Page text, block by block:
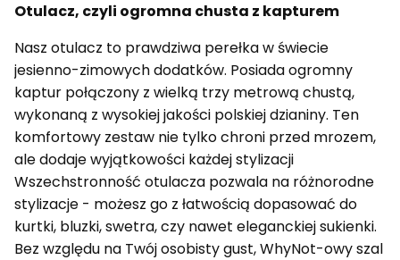
Otulacz, czyli ogromna chusta z kapturem
Nasz otulacz to prawdziwa perełka w świecie
jesienno-zimowych dodatków. Posiada ogromny
kaptur połączony z wielką trzy metrową chustą,
wykonaną z wysokiej jakości polskiej dzianiny. Ten
komfortowy zestaw nie tylko chroni przed mrozem,
ale dodaje wyjątkowości każdej stylizacji
Wszechstronność otulacza pozwala na różnorodne
stylizacje - możesz go z łatwością dopasować do
kurtki, bluzki, swetra, czy nawet eleganckiej sukienki.
Bez względu na Twój osobisty gust, WhyNot-owy szal